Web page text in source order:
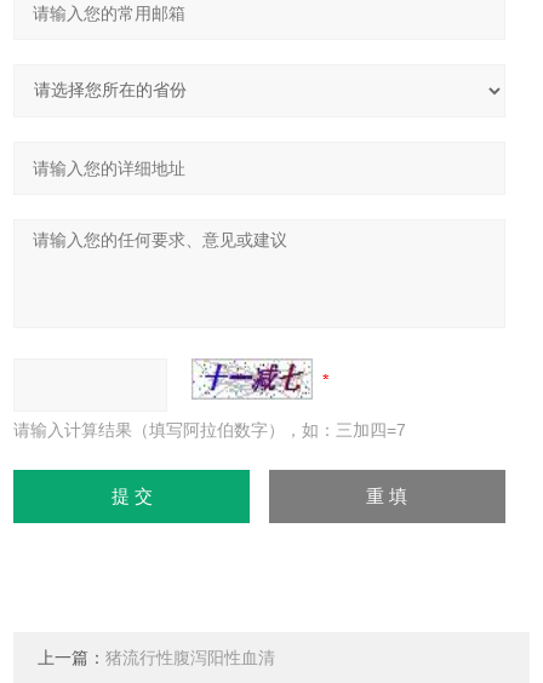
请输入计算结果（填写阿拉伯数字），如：三加四=7
上一篇：猪流行性腹泻阳性血清